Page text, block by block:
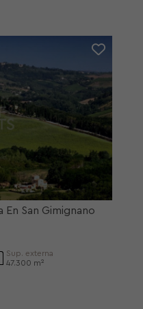
En San Gimignano
Sup. externa
47.300 m²